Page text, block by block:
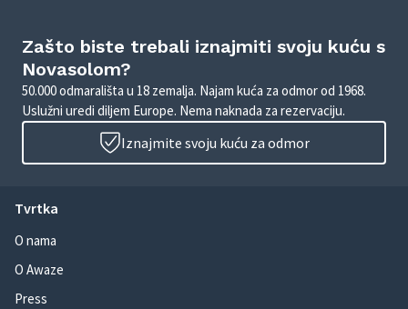
Zašto biste trebali iznajmiti svoju kuću s
Novasolom?
50.000 odmarališta u 18 zemalja. Najam kuća za odmor od 1968.
Uslužni uredi diljem Europe. Nema naknada za rezervaciju.
Iznajmite svoju kuću za odmor
Tvrtka
O nama
O Awaze
Press